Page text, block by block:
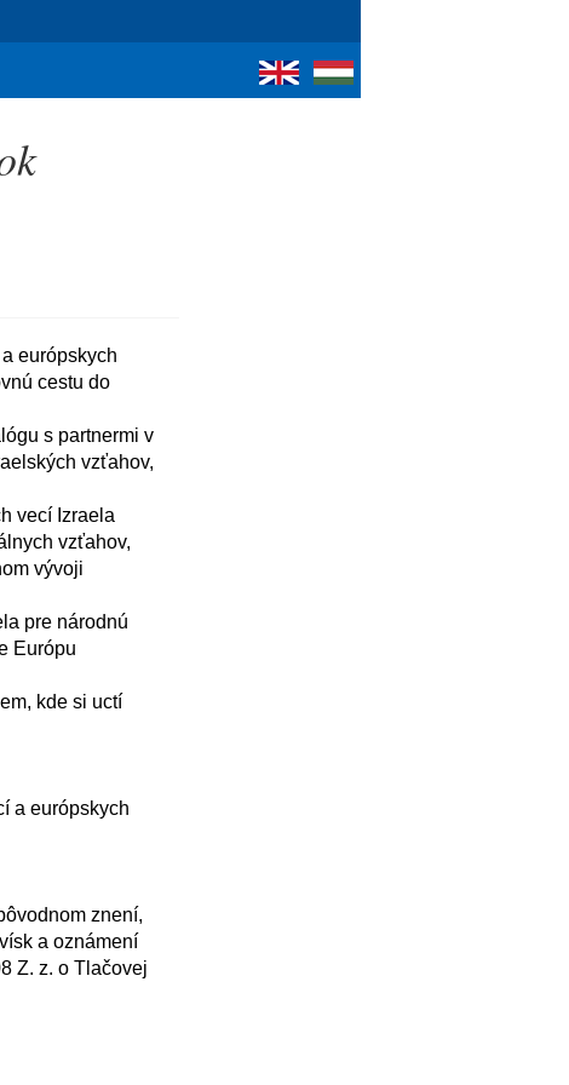
cestu do
vzťahov,
vzťahov,
vývoji
Európu
a oznámení
Z. z. o Tlačovej